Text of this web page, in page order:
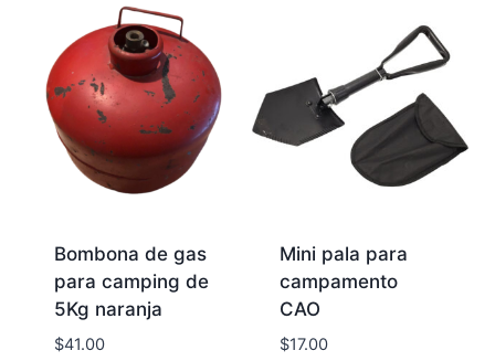
Bombona de gas
para camping de
5Kg naranja
$41.00
Mini pala para
campamento
CAO
$17.00